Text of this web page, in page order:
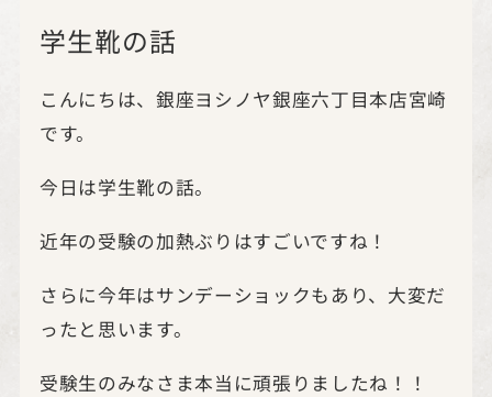
学生靴の話
こんにちは、銀座ヨシノヤ銀座六丁目本店宮崎
です。
今日は学生靴の話。
近年の受験の加熱ぶりはすごいですね！
さらに今年はサンデーショックもあり、大変だ
ったと思います。
受験生のみなさま本当に頑張りましたね！！